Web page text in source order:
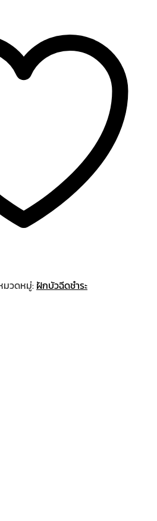
มวดหมู่: ฝักบัวฉีดชำระ